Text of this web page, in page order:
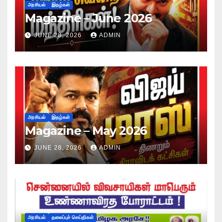
அரசியல் இதழ்கள்
Magazine – June 2026
JUNE 28, 2026 ADMIN
அரசியல் இதழ்கள்
Magazine – May 2026
JUNE 28, 2026 ADMIN
அரசியல் தலைப்புச் செய்திகள்